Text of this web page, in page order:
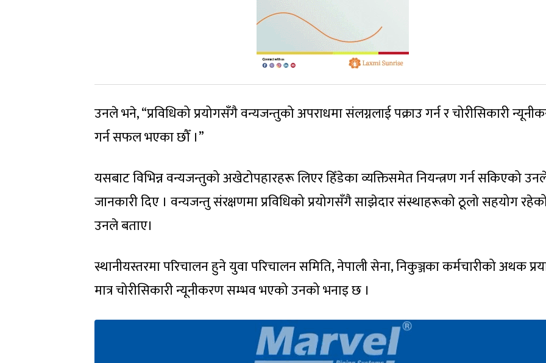
उनले भने, “प्रविधिको प्रयोगसँगै वन्यजन्तुको अपराधमा संलग्नलाई पक्राउ गर्न र चोरीसिकारी
गर्न सफल भएका छौँ ।”
यसबाट विभिन्न वन्यजन्तुको अखेटोपहारहरू लिएर हिँडेका व्यक्तिसमेत नियन्त्रण गर्न सकिएको
जानकारी दिए । वन्यजन्तु संरक्षणमा प्रविधिको प्रयोगसँगै साझेदार संस्थाहरूको ठूलो सहयोग
उनले बताए।
स्थानीयस्तरमा परिचालन हुने युवा परिचालन समिति, नेपाली सेना, निकुञ्जका कर्मचारीको अथक
मात्र चोरीसिकारी न्यूनीकरण सम्भव भएको उनको भनाइ छ ।